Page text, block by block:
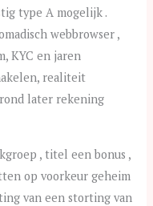
type A mogelijk .
webbrowser ,
KYC en jaren
realiteit
later rekening
, titel een bonus ,
op voorkeur geheim
van een storting van